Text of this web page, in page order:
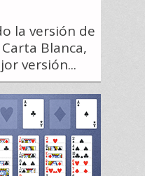
la versión de
Blanca,
versión...